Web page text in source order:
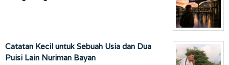
Catatan Kecil untuk Sebuah Usia dan Dua
Puisi Lain Nuriman Bayan